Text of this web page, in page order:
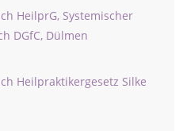
HeilprG, Systemischer
DGfC, Dülmen
Heilpraktikergesetz Silke